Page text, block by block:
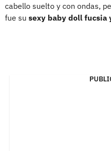
cabello suelto y con ondas,
fue su sexy baby doll fucsia